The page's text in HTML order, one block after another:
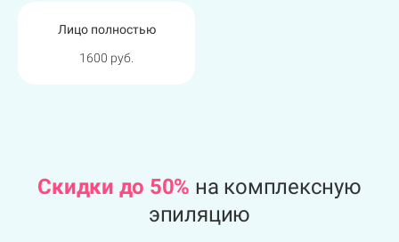
Лицо полностью
1600 руб.
Спина полностью
2300 руб.
Cкидки до 50% на комплексную
эпиляцию